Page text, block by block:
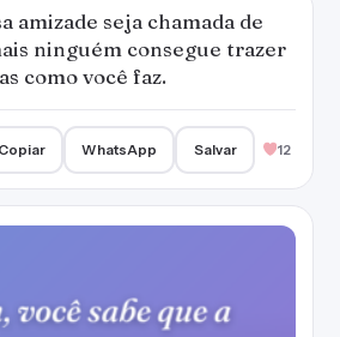
amizade seja chamada de
ninguém consegue trazer
como você faz.
Copiar WhatsApp Salvar 12